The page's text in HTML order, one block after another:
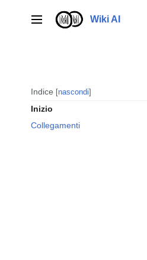
contenutoMenu principale
Wiki AI
Indice nascondi
Inizio
Collegamenti